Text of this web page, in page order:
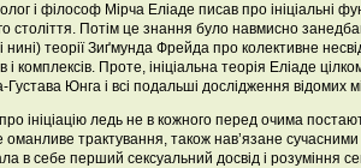
і філософ Мірча Еліаде писав про ініціальні
століття. Потім це знання було навмисно
нині) теорії Зиґмунда Фрейда про колективне
і комплексів. Проте, ініціальна теорія Еліаде
Густава Юнга і всі подальші дослідження відомих
ініціацію ледь не в кожного перед очима
трактування, також нав’язане сучасними
в себе перший сексуальний досвід і розуміння